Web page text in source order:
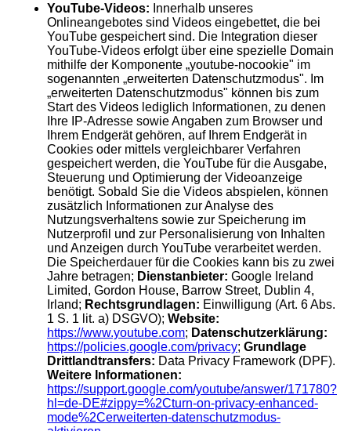
YouTube-Videos: Innerhalb unseres
Onlineangebotes sind Videos eingebettet, die bei
YouTube gespeichert sind. Die Integration dieser
YouTube-Videos erfolgt über eine spezielle Domain
mithilfe der Komponente „youtube-nocookie" im
sogenannten „erweiterten Datenschutzmodus". Im
„erweiterten Datenschutzmodus" können bis zum
Start des Videos lediglich Informationen, zu denen
Ihre IP-Adresse sowie Angaben zum Browser und
Ihrem Endgerät gehören, auf Ihrem Endgerät in
Cookies oder mittels vergleichbarer Verfahren
gespeichert werden, die YouTube für die Ausgabe,
Steuerung und Optimierung der Videoanzeige
benötigt. Sobald Sie die Videos abspielen, können
zusätzlich Informationen zur Analyse des
Nutzungsverhaltens sowie zur Speicherung im
Nutzerprofil und zur Personalisierung von Inhalten
und Anzeigen durch YouTube verarbeitet werden.
Die Speicherdauer für die Cookies kann bis zu zwei
Jahre betragen; Dienstanbieter: Google Ireland
Limited, Gordon House, Barrow Street, Dublin 4,
Irland; Rechtsgrundlagen: Einwilligung (Art. 6 Abs.
1 S. 1 lit. a) DSGVO); Website:
https://www.youtube.com; Datenschutzerklärung:
https://policies.google.com/privacy; Grundlage
Drittlandtransfers: Data Privacy Framework (DPF).
Weitere Informationen:
https://support.google.com/youtube/answer/171780?
hl=de-DE#zippy=%2Cturn-on-privacy-enhanced-
mode%2Cerweiterten-datenschutzmodus-